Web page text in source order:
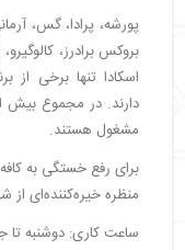
پورشه، پرادا، گس،
بروکس برادرز،
اسکادا تنها برخی از
مشغول هستند.
برای رفع خستگی به کافه
منظره خیره‌کننده‌ای
ساعت کاری: دوشنبه تا جمعه ۱۰ تا ۲۱ -